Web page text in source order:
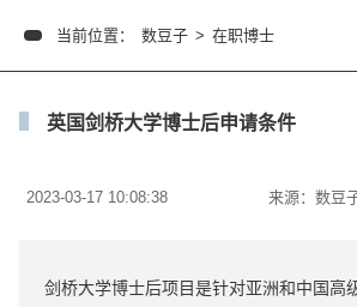
当前位置： 数豆子 > 在职博士
英国剑桥大学博士后申请条件
2023-03-17 10:08:38 来源： 数豆
剑桥大学博士后项目是针对亚洲和中国高